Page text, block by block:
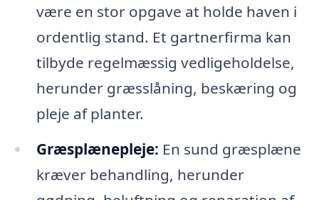
være en stor opgave at holde haven i
ordentlig stand. Et gartnerfirma kan
tilbyde regelmæssig vedligeholdelse,
herunder græsslåning, beskæring og
pleje af planter.
Græsplænepleje: En sund græsplæne
kræver behandling, herunder